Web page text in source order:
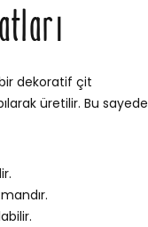
dekoratif çit
üretilir. Bu sayede